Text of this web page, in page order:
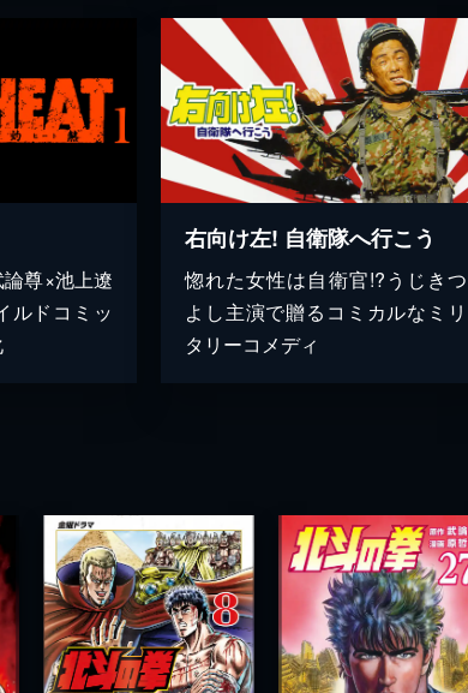
尊×池上遼
ルドコミッ
右向け左! 自衛隊へ行こう
惚れた女性は自衛官!?うじきつ
よし主演で贈るコミカルなミリ
タリーコメディ